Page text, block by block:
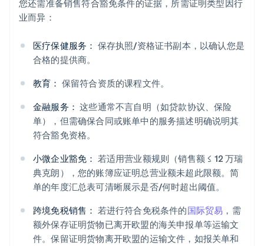
您还需准备销售符合豁免条件的证据，所需证明类型因行
业而异：
医疗保健服务： 保存执照/资格证书副本，以确认您是
合格的提供商。
教育： 保留符合资质的课程文件。
金融服务： 这些通常不言自明（如贷款协议、保险
单），但需确保合同或账单中的服务描述明确说明其
符合豁免资格。
小微企业豁免： 若适用营业额规则（销售额 ≤ 12 万瑞
典克朗），您的账簿应证明总营业额未超此限额。简
单的年度汇总表可清晰展示是否/何时超出阈值。
跨境免税销售： 若进行符合免税条件的国际贸易 ，需
额外保存证明货物已离开欧盟的海关申报单等运输文
件。保留证明货物离开欧盟的运输文件，如报关单和